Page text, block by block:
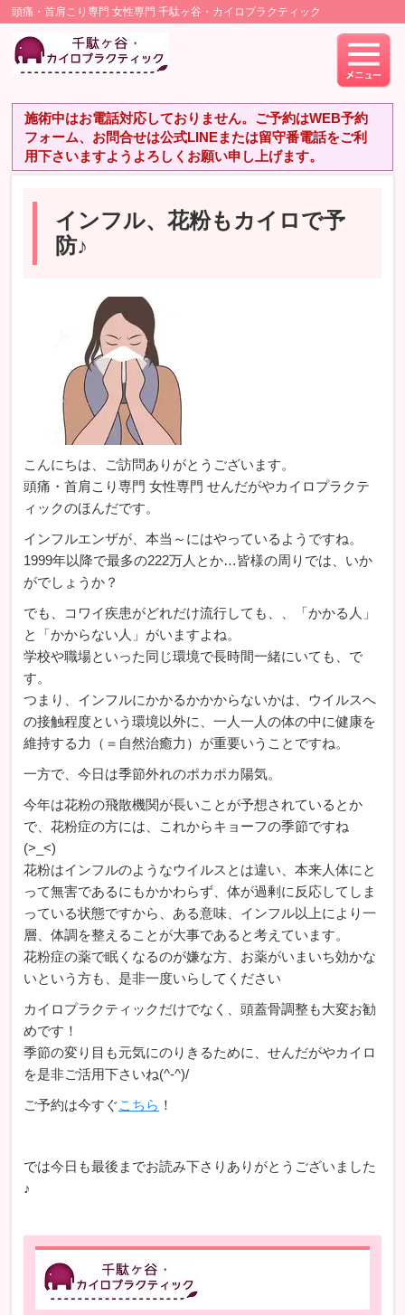
頭痛・首肩こり専門 女性専門 千駄ヶ谷・カイロプラクティック
施術中はお電話対応しておりません。ご予約はWEB予約
フォーム、お問合せは公式LINEまたは留守番電話をご利
用下さいますようよろしくお願い申し上げます。
インフル、花粉もカイロで予
防♪
こんにちは、ご訪問ありがとうございます。
頭痛・首肩こり専門 女性専門 せんだがやカイロプラクテ
ィックのほんだです。
インフルエンザが、本当～にはやっているようですね。
1999年以降で最多の222万人とか…皆様の周りでは、いか
がでしょうか？
でも、コワイ疾患がどれだけ流行しても、、「かかる人」
と「かからない人」がいますよね。
学校や職場といった同じ環境で長時間一緒にいても、で
す。
つまり、インフルにかかるかかからないかは、ウイルスへ
の接触程度という環境以外に、一人一人の体の中に健康を
維持する力（＝自然治癒力）が重要いうことですね。
一方で、今日は季節外れのポカポカ陽気。
今年は花粉の飛散機関が長いことが予想されているとか
で、花粉症の方には、これからキョーフの季節ですね
(>_<)
花粉はインフルのようなウイルスとは違い、本来人体にと
って無害であるにもかかわらず、体が過剰に反応してしま
っている状態ですから、ある意味、インフル以上により一
層、体調を整えることが大事であると考えています。
花粉症の薬で眠くなるのが嫌な方、お薬がいまいち効かな
いという方も、是非一度いらしてください
カイロプラクティックだけでなく、頭蓋骨調整も大変お勧
めです！
季節の変り目も元気にのりきるために、せんだがやカイロ
を是非ご活用下さいね(^-^)/
ご予約は今すぐこちら ！
では今日も最後までお読み下さりありがとうございました
♪